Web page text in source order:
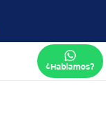
¿Hablamos?